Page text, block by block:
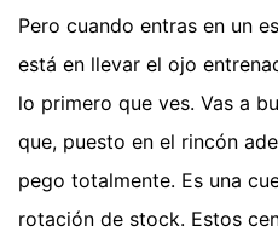
Pero cuando entras en un
está en llevar el ojo
lo primero que ves. Vas a
que, puesto en el rincón
pego totalmente. Es una
rotación de stock. Estos